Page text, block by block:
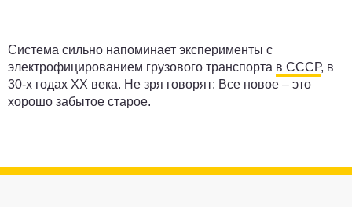
Система сильно напоминает эксперименты с
электрофицированием грузового транспорта в СССР, в
30-х годах XX века. Не зря говорят: Все новое – это
хорошо забытое старое.